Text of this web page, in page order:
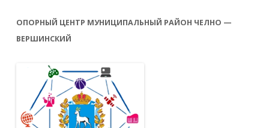
ОПОРНЫЙ ЦЕНТР МУНИЦИПАЛЬНЫЙ РАЙОН ЧЕЛНО —
ВЕРШИНСКИЙ